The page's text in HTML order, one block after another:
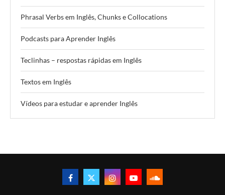
Phrasal Verbs em Inglês, Chunks e Collocations
Podcasts para Aprender Inglês
Teclinhas – respostas rápidas em Inglês
Textos em Inglês
Vídeos para estudar e aprender Inglês